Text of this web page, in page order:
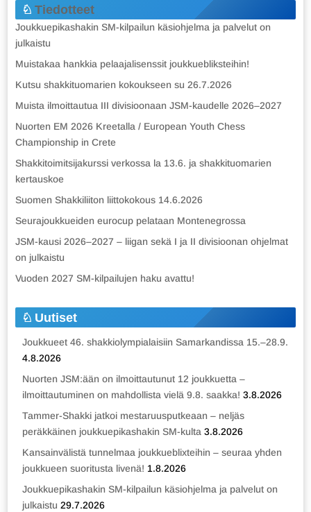
Tiedotteet
Joukkuepikashakin SM-kilpailun käsiohjelma ja palvelut on
julkaistu
Muistakaa hankkia pelaajalisenssit joukkuebliksteihin!
Kutsu shakkituomarien kokoukseen su 26.7.2026
Muista ilmoittautua III divisioonaan JSM-kaudelle 2026–2027
Nuorten EM 2026 Kreetalla / European Youth Chess
Championship in Crete
Shakkitoimitsijakurssi verkossa la 13.6. ja shakkituomarien
kertauskoe
Suomen Shakkiliiton liittokokous 14.6.2026
Seurajoukkueiden eurocup pelataan Montenegrossa
JSM-kausi 2026–2027 – liigan sekä I ja II divisioonan ohjelmat
on julkaistu
Vuoden 2027 SM-kilpailujen haku avattu!
Uutiset
Joukkueet 46. shakkiolympialaisiin Samarkandissa 15.–28.9.
4.8.2026
Nuorten JSM:ään on ilmoittautunut 12 joukkuetta –
ilmoittautuminen on mahdollista vielä 9.8. saakka! 3.8.2026
Tammer-Shakki jatkoi mestaruusputkeaan – neljäs
peräkkäinen joukkuepikashakin SM-kulta 3.8.2026
Kansainvälistä tunnelmaa joukkueblixteihin – seuraa yhden
joukkueen suoritusta livenä! 1.8.2026
Joukkuepikashakin SM-kilpailun käsiohjelma ja palvelut on
julkaistu 29.7.2026